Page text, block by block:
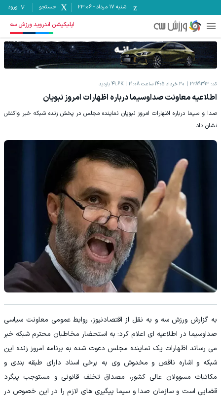
شنبه ۱۷ مرداد -
23:06 جستجو ورود
اپلیکیشن اندروید ورزش سه
کد: 2389393 30 خرداد 1405 ساعت 21:08 41.6K بازدید
اطلاعیه معاونت صداوسیما درباره اظهارات امروز نبویان
صدا و سیما درباره اظهارات امروز نبویان نماینده مجلس در پخش زنده شبکه خبر واکنش
نشان داد.
به گزارش ورزش سه و به نقل از اقتصادنیوز، روابط عمومی معاونت سیاسی
صداوسیما در اطلاعیه ای اعلام کرد: به استحضار مخاطبان محترم شبکه خبر
می رساند اظهارات یک نماینده مجلس دعوت شده به برنامه امروز زنده این
شبکه و اشاره ناقص و مخدوش وی به برخی اسناد دارای طبقه بندی و
مکاتبات مسوولان عالی کشور، مصداق تخلف قانونی و مستوجب پیگرد
قضایی است و سازمان صدا و سیما پیگیری های لازم را در این خصوص در